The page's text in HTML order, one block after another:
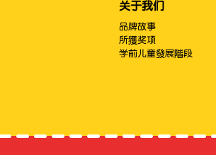
关于我们
品牌故事
所獲奖项
学前儿童發展階段